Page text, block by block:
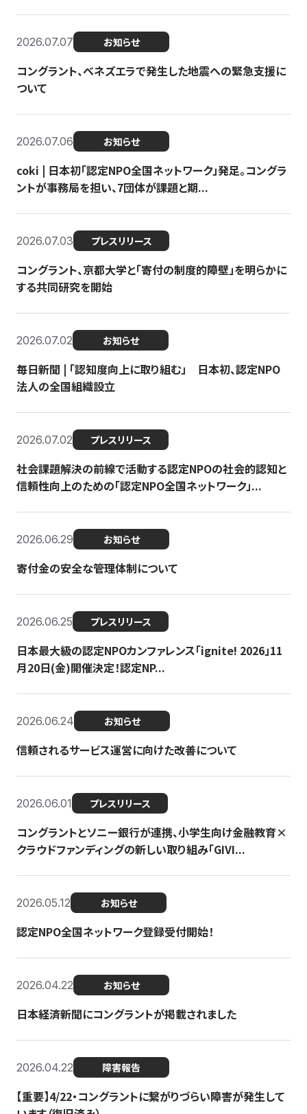
2026.07.07 お知らせ
コングラント、ベネズエラで発生した地震への緊急支援に
ついて
2026.07.06 お知らせ
coki | 日本初「認定NPO全国ネットワーク」発足。コングラ
ントが事務局を担い、7団体が課題と期...
2026.07.03 プレスリリース
コングラント、京都大学と「寄付の制度的障壁」を明らかに
する共同研究を開始
2026.07.02 お知らせ
毎日新聞 | 「認知度向上に取り組む」 日本初、認定NPO
法人の全国組織設立
2026.07.02 プレスリリース
社会課題解決の前線で活動する認定NPOの社会的認知と
信頼性向上のための「認定NPO全国ネットワーク」...
2026.06.29 お知らせ
寄付金の安全な管理体制について
2026.06.25 プレスリリース
日本最大級の認定NPOカンファレンス「ignite! 2026」11
月20日(金)開催決定！認定NP...
2026.06.24 お知らせ
信頼されるサービス運営に向けた改善について
2026.06.01 プレスリリース
コングラントとソニー銀行が連携、小学生向け金融教育×
クラウドファンディングの新しい取り組み「GIVI...
2026.05.12 お知らせ
認定NPO全国ネットワーク登録受付開始！
2026.04.22 お知らせ
日本経済新聞にコングラントが掲載されました
2026.04.22 障害報告
【重要】4/22・コングラントに繋がりづらい障害が発生して